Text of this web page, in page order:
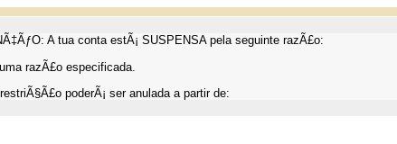
A tua conta estÃ¡ SUSPENSA pela seguinte razÃ£o:
razÃ£o especificada.
poderÃ¡ ser anulada a partir de: